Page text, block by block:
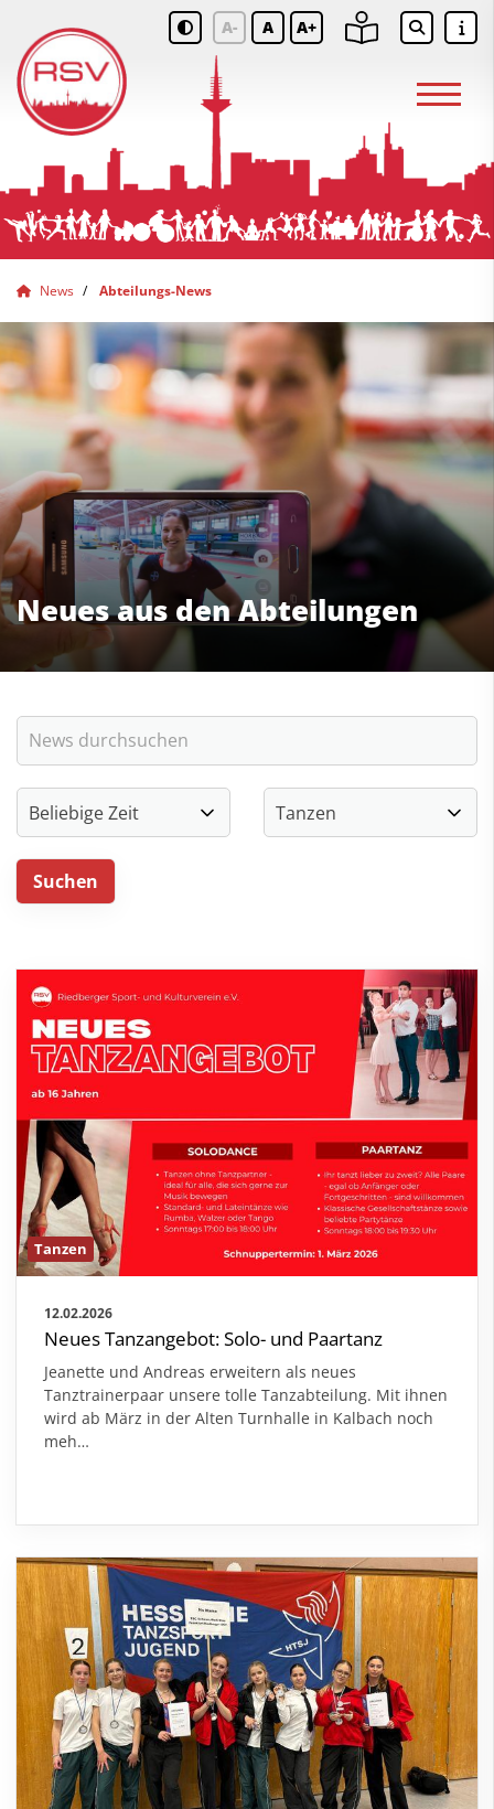
A- A A+
News Abteilungs-News
Neues aus den Abteilungen
Tanzen
12.02.2026
Neues Tanzangebot: Solo- und Paartanz
Jeanette und Andreas erweitern als neues
Tanztrainerpaar unsere tolle Tanzabteilung. Mit ihnen
wird ab März in der Alten Turnhalle in Kalbach noch
meh…